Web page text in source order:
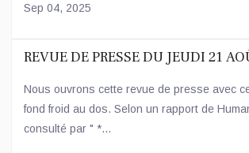
Sep 04, 2025
REVUE DE PRESSE DU JEUDI 21
Nous ouvrons cette revue de presse avec
fond froid au dos. Selon un rapport de
consulté par " *...